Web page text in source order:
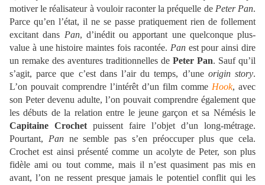
motiver le réalisateur à vouloir raconter la préquelle de Peter Pan.
Parce qu’en l’état, il ne se passe pratiquement rien de follement
excitant dans Pan, d’inédit ou apportant une quelconque plus-
value à une histoire maintes fois racontée. Panest pour ainsi dire
un remake des aventures traditionnelles de Peter Pan. Sauf qu’il
s’agit, parce que c’est dans l’air du temps, d’une origin story.
L’on pouvait comprendre l’intérêt d’un film comme Hook, avec
son Peter devenu adulte, l’on pouvait comprendre également que
les débuts de la relation entre le jeune garçon et sa Némésis le
Capitaine Crochet puissent faire l’objet d’un long-métrage.
Pourtant, Panne semble pas s’en préoccuper plus que cela.
Crochet est ainsi présenté comme un acolyte de Peter, son plus
fidèle ami ou tout comme, mais il n’est quasiment pas mis en
avant, l’on ne ressent presque jamais le potentiel conflit qui les